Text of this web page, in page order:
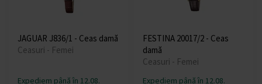
JAGUAR J836/1 - Ceas damă
Ceasuri - Femei
Expediem până în 12.08.
FESTINA 20017/2 - Ceas
damă
Ceasuri - Femei
Expediem până în 12.08.